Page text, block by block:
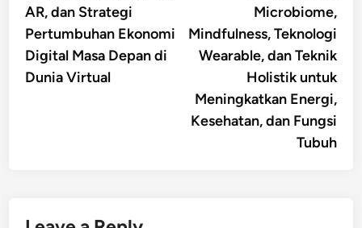
AR, dan Strategi
Pertumbuhan Ekonomi
Digital Masa Depan di
Dunia Virtual
Microbiome,
Mindfulness, Teknologi
Wearable, dan Teknik
Holistik untuk
Meningkatkan Energi,
Kesehatan, dan Fungsi
Tubuh